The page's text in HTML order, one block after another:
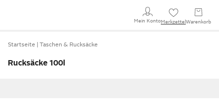
Mein KontoMerkzettel Warenkorb
Startseite Taschen & Rucksäcke
Rucksäcke 100l